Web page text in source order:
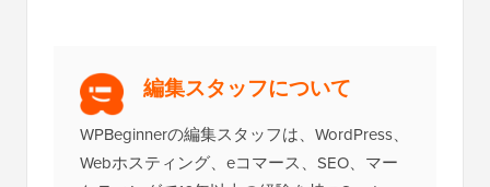
編集スタッフについて
WPBeginnerの編集スタッフは、WordPress、